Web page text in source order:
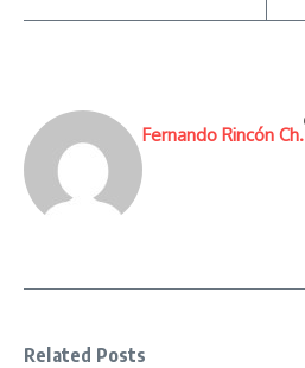
Fernando Rincón Ch.
Related Posts